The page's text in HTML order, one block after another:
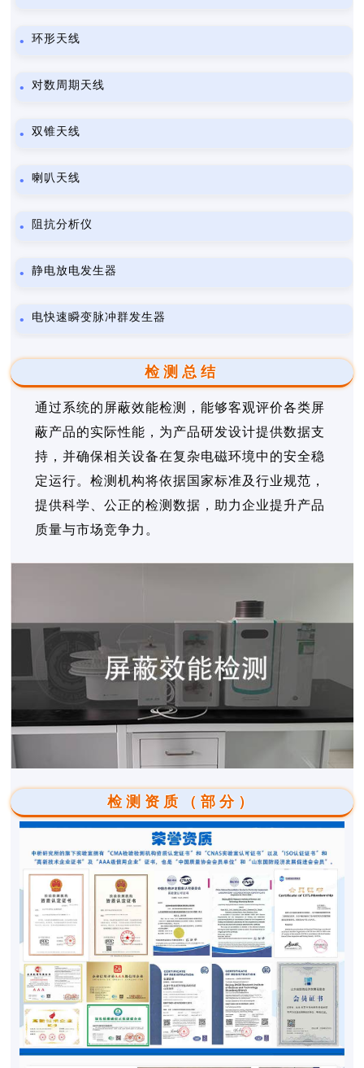
环形天线
对数周期天线
双锥天线
喇叭天线
阻抗分析仪
静电放电发生器
电快速瞬变脉冲群发生器
检测总结
通过系统的屏蔽效能检测，能够客观评价各类屏
蔽产品的实际性能，为产品研发设计提供数据支
持，并确保相关设备在复杂电磁环境中的安全稳
定运行。检测机构将依据国家标准及行业规范，
提供科学、公正的检测数据，助力企业提升产品
质量与市场竞争力。
检测资质（部分）